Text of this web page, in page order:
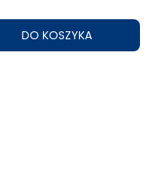
DO KOSZYKA